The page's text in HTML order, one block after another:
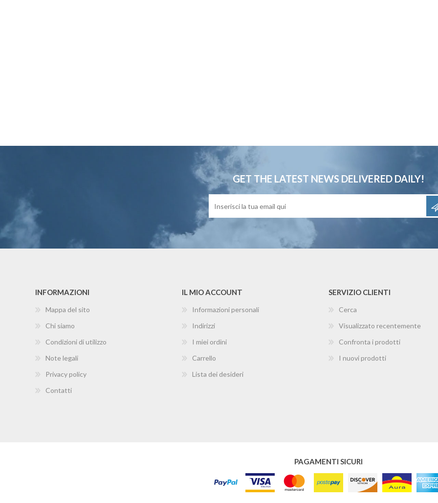
GET THE LATEST NEWS DELIVERED DAILY!
INFORMAZIONI
Mappa del sito
Chi siamo
Condizioni di utilizzo
Note legali
Privacy policy
Contatti
IL MIO ACCOUNT
Informazioni personali
Indirizzi
I miei ordini
Carrello
Lista dei desideri
SERVIZIO CLIENTI
Cerca
Visualizzato recentemente
Confronta i prodotti
I nuovi prodotti
PAGAMENTI SICURI